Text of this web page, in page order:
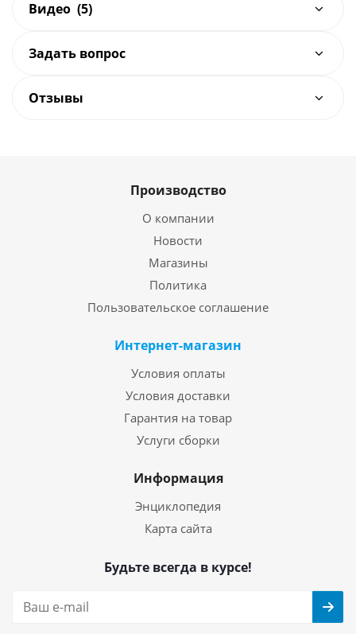
Видео (5)
Задать вопрос
Отзывы
Производство
О компании
Новости
Магазины
Политика
Пользовательское соглашение
Интернет-магазин
Условия оплаты
Условия доставки
Гарантия на товар
Услуги сборки
Информация
Энциклопедия
Карта сайта
Будьте всегда в курсе!